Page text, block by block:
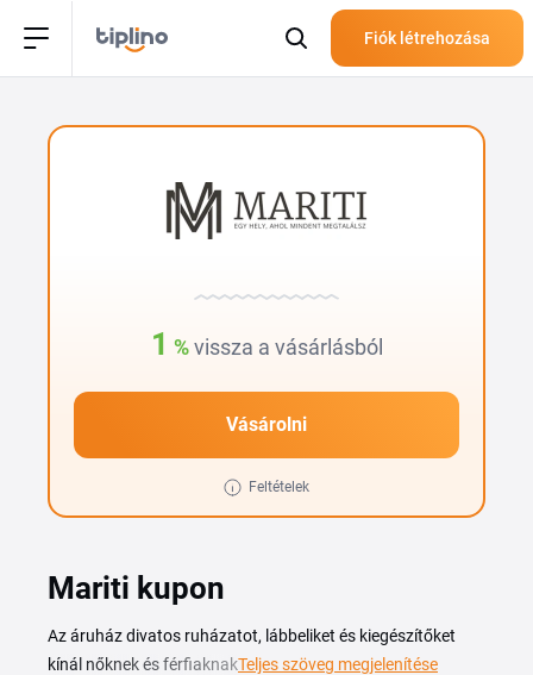
Fiók létrehozása
1 % vissza a vásárlásból
Vásárolni
Feltételek
Mariti kupon
Az áruház divatos ruházatot, lábbeliket és kiegészítőket
kínál nőknek és férfiaknak egyaránt. A Mariti kuponkód
Teljes szöveg megjelenítése